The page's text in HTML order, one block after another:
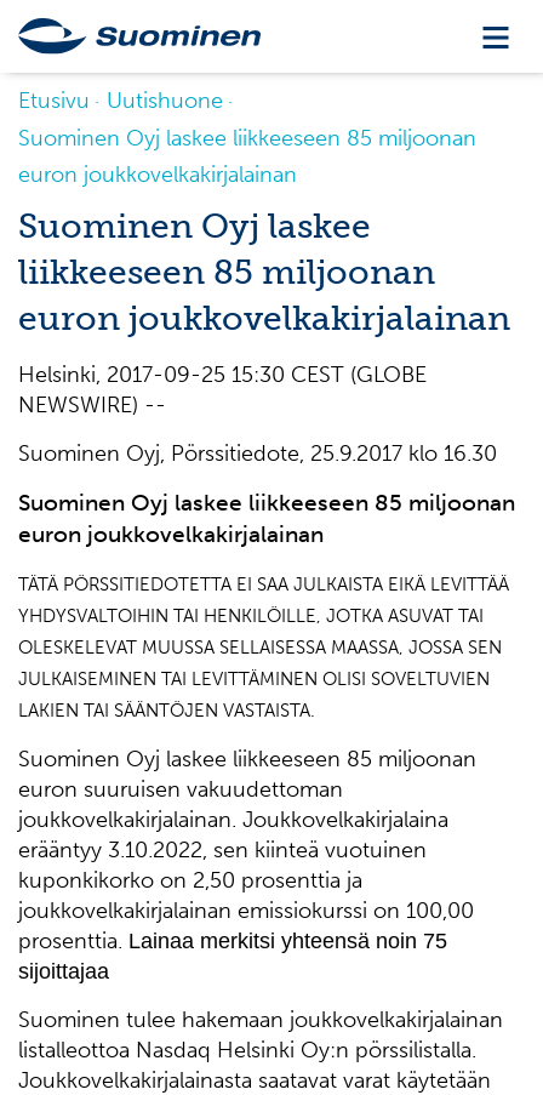
Etusivu
Uutishuone
Suominen Oyj laskee liikkeeseen 85 miljoonan
euron joukkovelkakirjalainan
Suominen Oyj laskee
liikkeeseen 85 miljoonan
euron joukkovelkakirjalainan
Helsinki, 2017-09-25 15:30 CEST (GLOBE
NEWSWIRE) --
Suominen Oyj, Pörssitiedote, 25.9.2017 klo 16.30
Suominen Oyj laskee liikkeeseen 85 miljoonan
euron joukkovelkakirjalainan
TÄTÄ PÖRSSITIEDOTETTA EI SAA JULKAISTA EIKÄ LEVITTÄÄ
YHDYSVALTOIHIN TAI HENKILÖILLE, JOTKA ASUVAT TAI
OLESKELEVAT MUUSSA SELLAISESSA MAASSA, JOSSA SEN
JULKAISEMINEN TAI LEVITTÄMINEN OLISI SOVELTUVIEN
LAKIEN TAI SÄÄNTÖJEN VASTAISTA.
Suominen Oyj laskee liikkeeseen 85 miljoonan
euron suuruisen vakuudettoman
joukkovelkakirjalainan. Joukkovelkakirjalaina
erääntyy 3.10.2022, sen kiinteä vuotuinen
kuponkikorko on 2,50 prosenttia ja
joukkovelkakirjalainan emissiokurssi on 100,00
prosenttia. Lainaa merkitsi yhteensä noin 75
sijoittajaa
Suominen tulee hakemaan joukkovelkakirjalainan
listalleottoa Nasdaq Helsinki Oy:n pörssilistalla.
Joukkovelkakirjalainasta saatavat varat käytetään